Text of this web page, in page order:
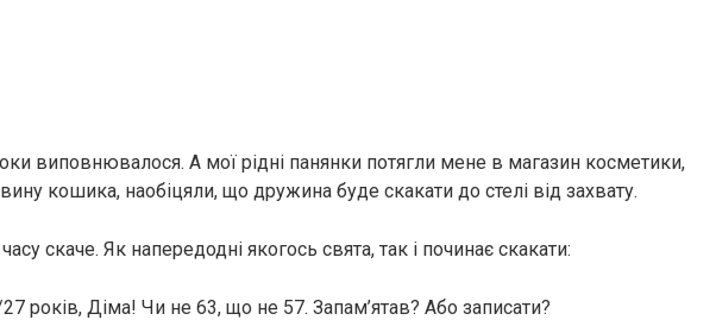
виповнювалося. А мої рідні панянки потягли мене в магазин косметики,
кошика, наобіцяли, що дружина буде скакати до стелі від захвату.
скаче. Як напередодні якогось свята, так і починає скакати:
років, Діма! Чи не 63, що не 57. Запам’ятав? Або записати?